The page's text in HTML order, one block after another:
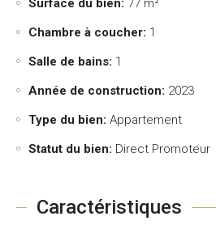
Surface du bien: 77 m²
Chambre à coucher: 1
Salle de bains: 1
Année de construction: 2023
Type du bien: Appartement
Statut du bien: Direct Promoteur
Caractéristiques